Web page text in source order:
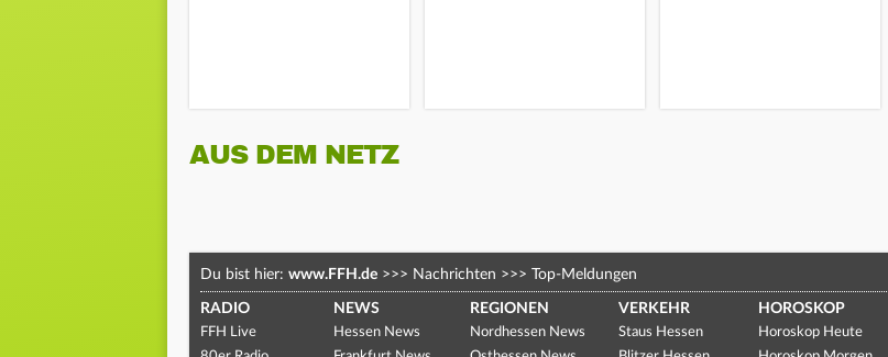
AUS DEM NETZ
Du bist hier: www.FFH.de >>> Nachrichten >>> Top-Meldungen
RADIO
FFH Live
NEWS
Hessen News
REGIONEN
Nordhessen News
VERKEHR
Staus Hessen
HOROSKOP
Horoskop Heute